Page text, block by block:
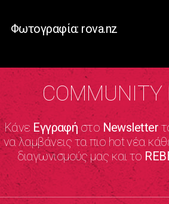
Φωτογραφία: rova.nz
COMMUNITY
Κάνε Εγγραφήστο Newsletter
να λαμβάνεις τα πιο hot νέα
διαγωνισμούς μας και το